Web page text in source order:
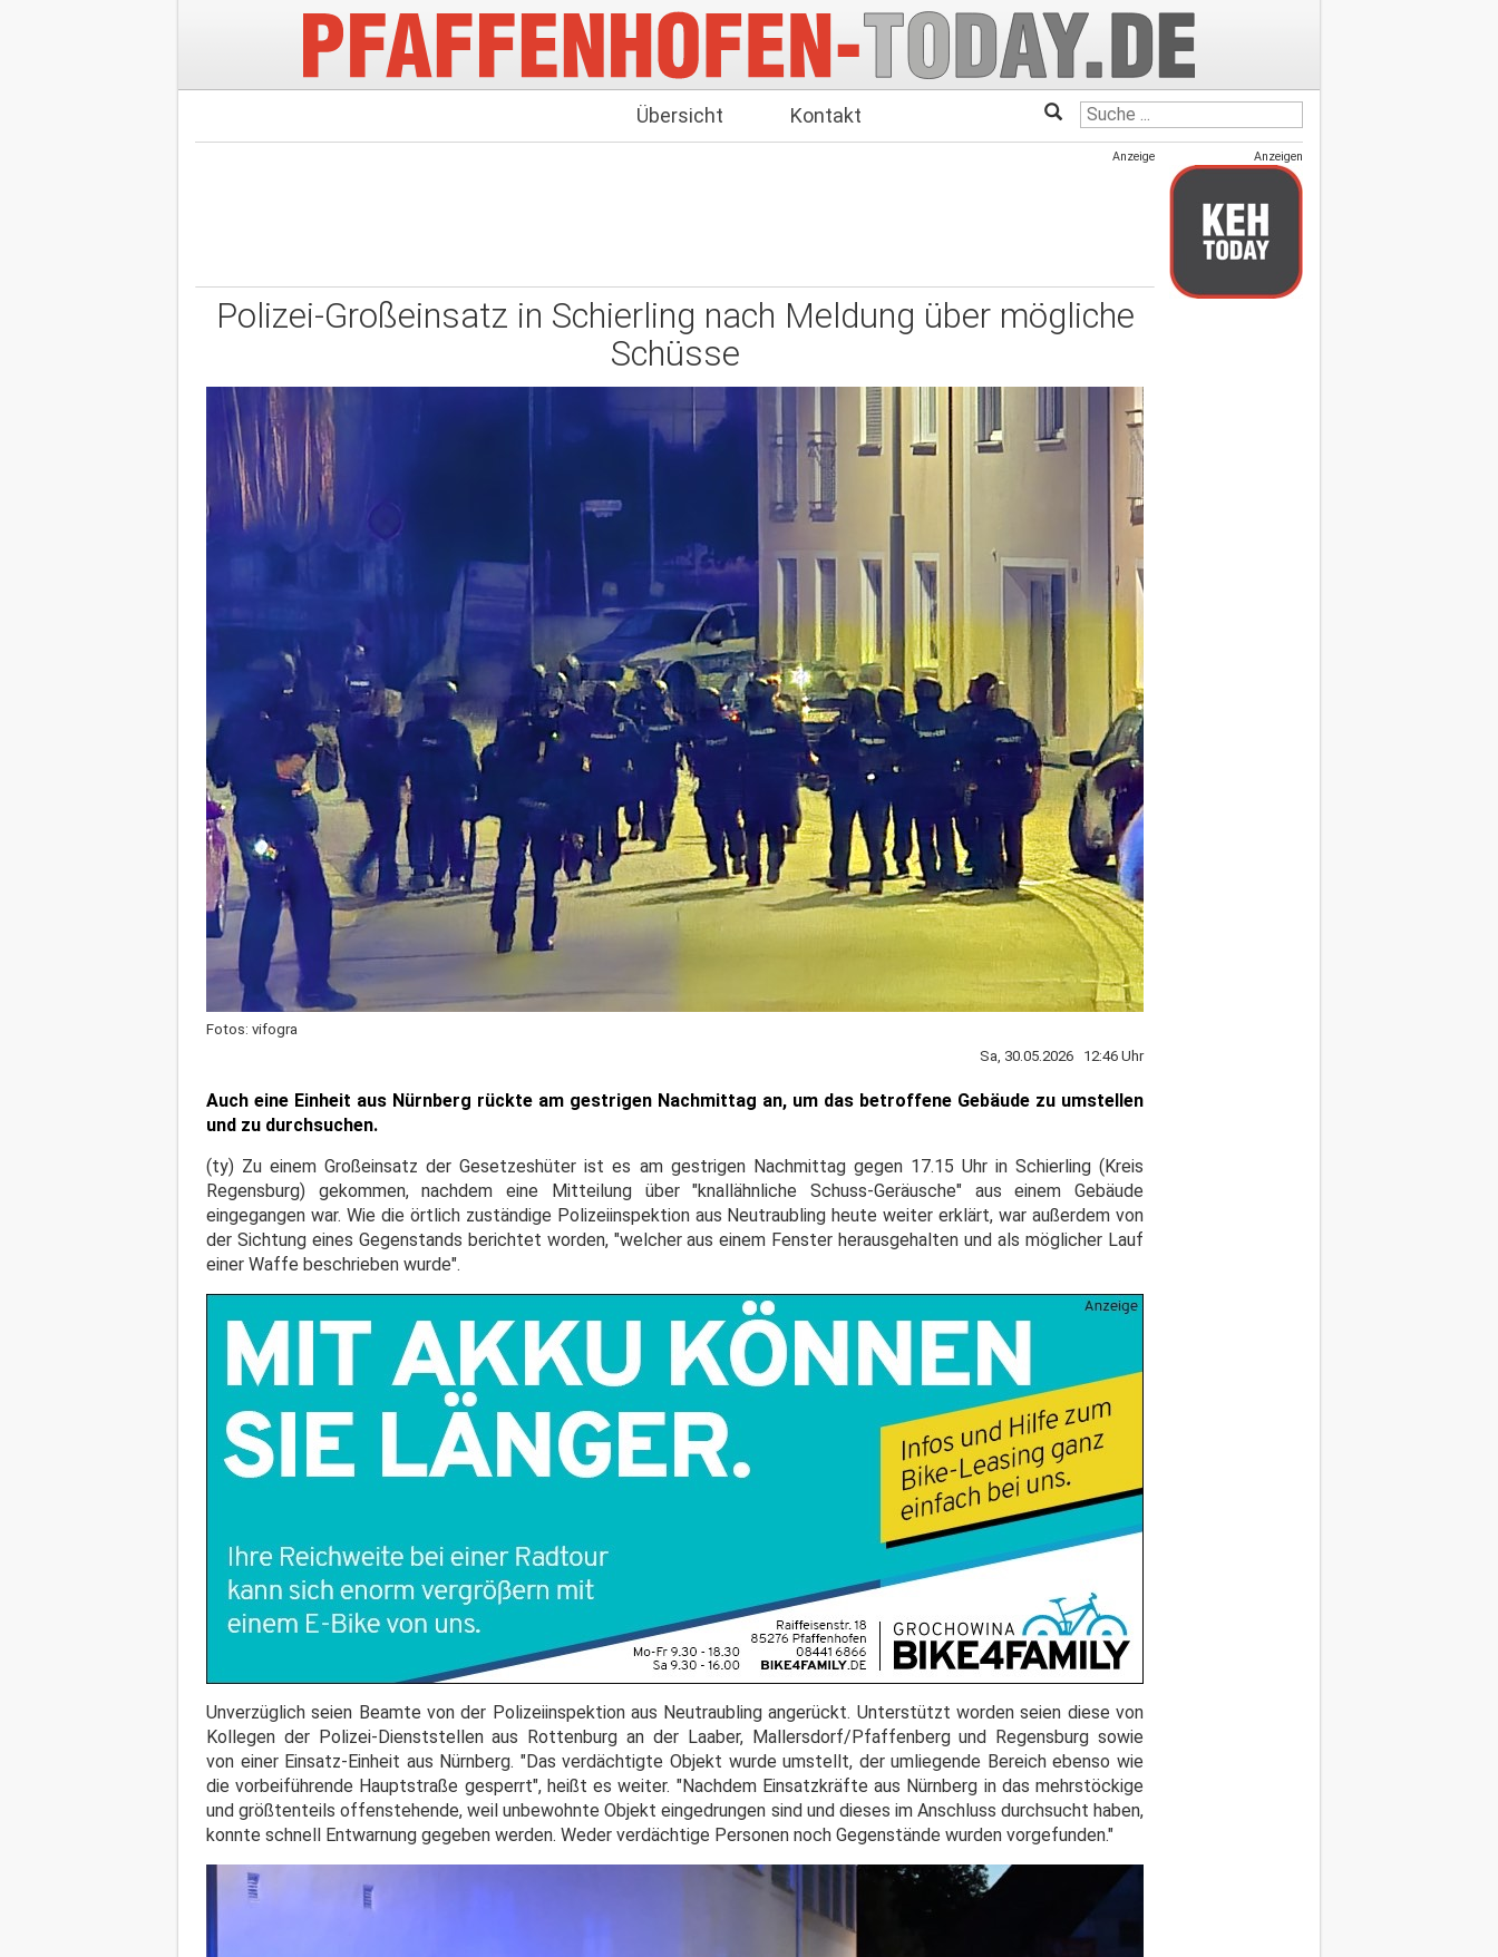
Übersicht Kontakt
Anzeige
Polizei-Großeinsatz in Schierling nach Meldung über mögliche
Schüsse
Fotos: vifogra
Sa, 30.05.2026 12:46 Uhr
Auch eine Einheit aus Nürnberg rückte am gestrigen Nachmittag an, um das betroffene Gebäude zu umstellen
und zu durchsuchen.
(ty) Zu einem Großeinsatz der Gesetzeshüter ist es am gestrigen Nachmittag gegen 17.15 Uhr in Schierling (Kreis
Regensburg) gekommen, nachdem eine Mitteilung über "knallähnliche Schuss-Geräusche" aus einem Gebäude
eingegangen war. Wie die örtlich zuständige Polizeiinspektion aus Neutraubling heute weiter erklärt, war außerdem von
der Sichtung eines Gegenstands berichtet worden, "welcher aus einem Fenster herausgehalten und als möglicher Lauf
einer Waffe beschrieben wurde".
Unverzüglich seien Beamte von der Polizeiinspektion aus Neutraubling angerückt. Unterstützt worden seien diese von
Kollegen der Polizei-Dienststellen aus Rottenburg an der Laaber, Mallersdorf/Pfaffenberg und Regensburg sowie
von einer Einsatz-Einheit aus Nürnberg. "Das verdächtigte Objekt wurde umstellt, der umliegende Bereich ebenso wie
die vorbeiführende Hauptstraße gesperrt", heißt es weiter. "Nachdem Einsatzkräfte aus Nürnberg in das mehrstöckige
und größtenteils offenstehende, weil unbewohnte Objekt eingedrungen sind und dieses im Anschluss durchsucht haben,
konnte schnell Entwarnung gegeben werden. Weder verdächtige Personen noch Gegenstände wurden vorgefunden."
Anzeigen